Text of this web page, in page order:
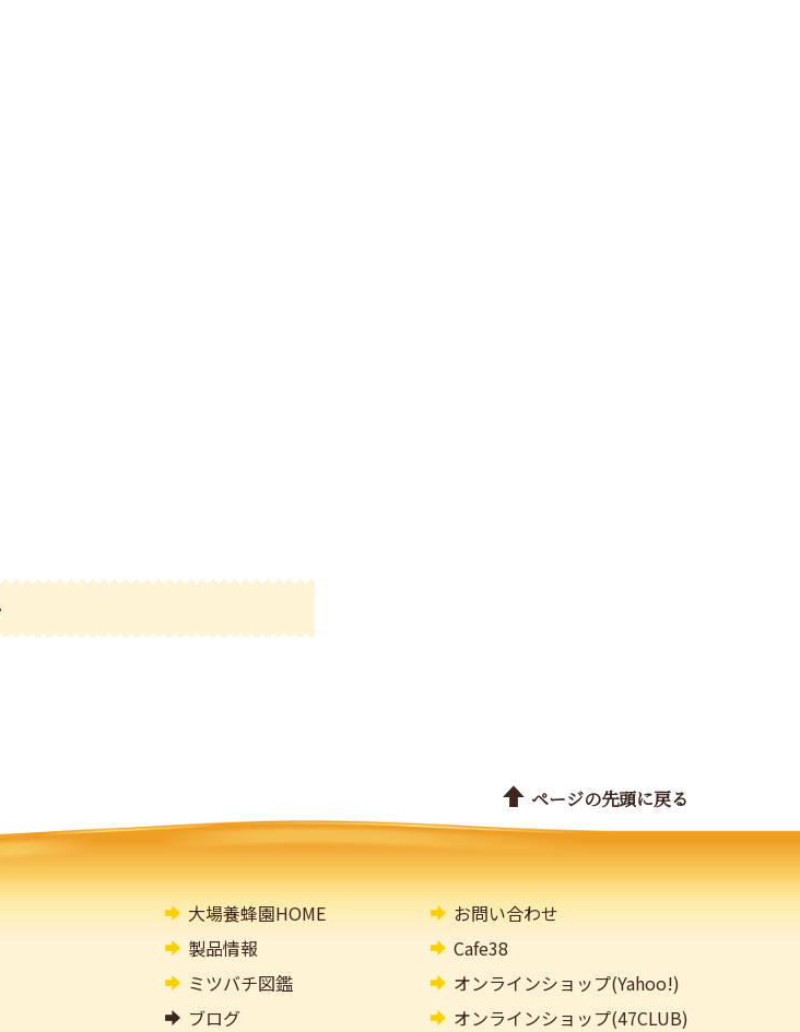
ページの先頭に戻る
大場養蜂園HOME
製品情報
ミツバチ図鑑
ブログ
お問い合わせ
Cafe38
オンラインショップ(Yahoo!)
オンラインショップ(47CLUB)